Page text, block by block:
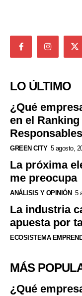
LO ÚLTIMO
¿Qué
en el
GREEN CITY 5 agosto,
La próxima
me preocupa
ANÁLISIS Y OPINIÓN 5
La industria
apuesta por
ECOSISTEMA
MÁS
¿Qué